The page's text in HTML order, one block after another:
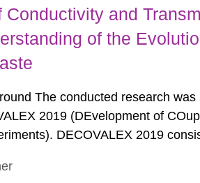
Conductivity and
of the
The conducted research was
2019 (DEvelopment of
DECOVALEX 2019
teams from Technical